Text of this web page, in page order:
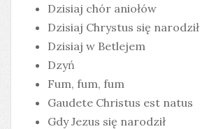
Dzisiaj chór aniołów
Dzisiaj Chrystus się narodził
Dzisiaj w Betlejem
Dzyń
Fum, fum, fum
Gaudete Christus est natus
Gdy Jezus się narodził